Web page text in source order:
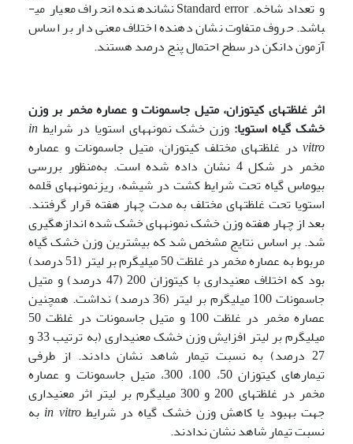
و تعداد شاخه. Standard error نشان­دهنده انحراف معیار می­
باشد. حروف متفاوت نشان دهنده اختلاف معنی دار بر اساس
آزمون دانکن در سطح احتمال پنج درصد هستند.
اثر غلظت­های کیتوزان، متیل جاسمونات و عصاره مخمر بر وزن
خشک گیاه استویا: وزن خشک نمونه­های استویا در شرایط in
vitro در غلظت­های مختلف کیتوزان، متیل جاسمونات و عصاره
مخمر در شکل 4 نشان داده شده است. به‌منظور بررسی
بیوماس گیاه تحت شرایط کشت در شیشه، ریزنمونه­های قلمه
استویا تحت غلظت­های مختلف به مدت چهار هفته قرار گرفتند.
بعد از چهار هفته وزن خشک نمونه­های خشک شده اندازه­گیری
شد. بر اساس نتایج مشخص شد که بیشترین وزن خشک گیاه
مربوط به عصاره مخمر در غلظت 50 میلی­گرم بر لیتر (51 درصد)
بود که اختلاف معنی­داری با کیتوزان 200 (47 درصد) و متیل
جاسمونات 100 میلی­گرم بر لیتر (36 درصد) نداشت. همچنین
عصاره مخمر در غلظت 100 و متیل جاسمونات در غلظت 50
میلی­گرم بر لیتر افزایش وزن خشک معنی­داری (به ترتیب 33 و
27 درصد) به نسبت تیمار شاهد نشان دادند. از طرفی
تیمارهای کیتوزان 50، 100، 300، متیل جاسمونات و عصاره
مخمر در غلظت­های 200 و 300 میلی­گرم بر لیتر اثر معنی­داری
جهت بهبود یا کاهش وزن خشک گیاه در شرایطin vitro به
نسبت تیمار شاهد نشان ندادند.